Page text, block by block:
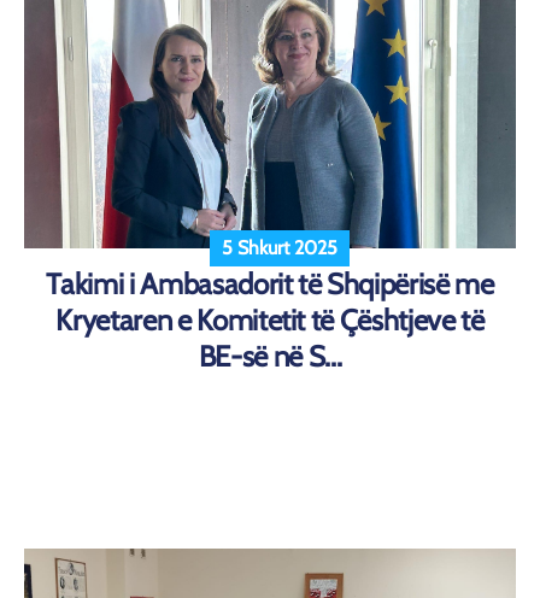
5 Shkurt 2025
Takimi i Ambasadorit të Shqipërisë me
Kryetaren e Komitetit të Çështjeve të
BE-së në S...